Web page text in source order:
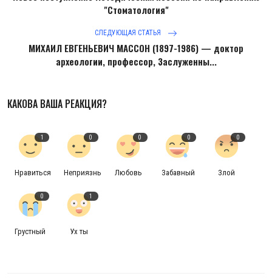
"Стоматология"
СЛЕДУЮЩАЯ СТАТЬЯ
МИХАИЛ ЕВГЕНЬЕВИЧ МАССОН (1897-1986) — доктор
археологии, профессор, Заслуженны...
КАКОВА ВАША РЕАКЦИЯ?
1
Нравиться
0
Неприязнь
0
Любовь
0
Забавный
0
Злой
0
Грустный
1
Ух ты